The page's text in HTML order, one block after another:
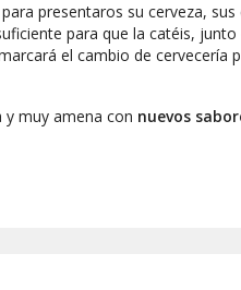
para presentaros su cerveza,
para que la catéis,
el cambio de cervecería
y muy amena con nuevos
cervezas que irá